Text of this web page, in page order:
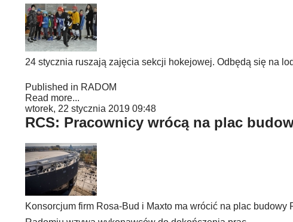
24 stycznia ruszają zajęcia sekcji hokejowej. Odbędą się na
Published in RADOM
Read more...
wtorek, 22 stycznia 2019 09:48
RCS: Pracownicy wrócą na plac
Konsorcjum firm Rosa-Bud i Maxto ma wrócić na plac